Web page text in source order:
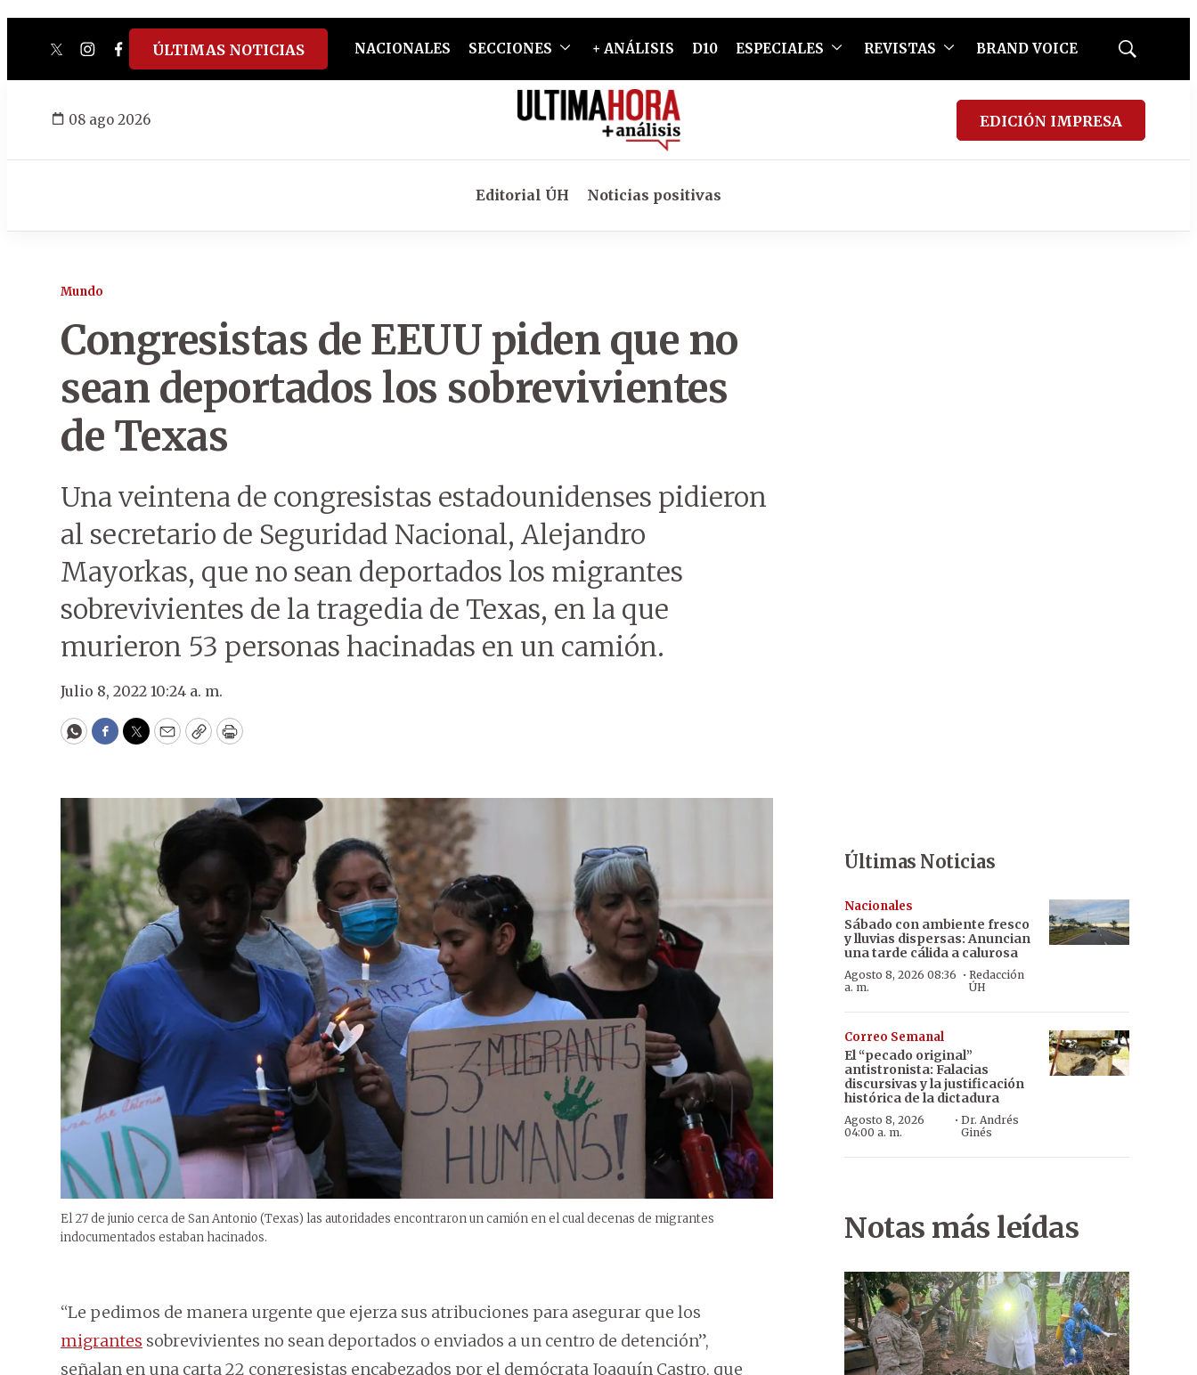
twitterinstagram
facebook
tiktokyoutube
spotify
ÚLTIMAS NOTICIAS NACIONALES SECCIONES + ANÁLISIS D10 ESPECIALES REVISTAS BRAND VOICE
Mostrar
08 ago 2026 EDICIÓN IMPRESA
Editorial ÚH Noticias positivas
Mundo
Congresistas de EEUU piden que no
sean deportados los sobrevivientes
de Texas
Una veintena de congresistas estadounidenses pidieron
al secretario de Seguridad Nacional, Alejandro
Mayorkas, que no sean deportados los migrantes
sobrevivientes de la tragedia de Texas, en la que
murieron 53 personas hacinadas en un camión.
Julio 8, 2022 10:24 a. m.
WhatsApp
Facebook
Twitter
EmailCopyPrint
El 27 de junio cerca de San Antonio (Texas) las autoridades encontraron un camión en el cual decenas de migrantes
indocumentados estaban hacinados.
“Le pedimos de manera urgente que ejerza sus atribuciones para asegurar que los
migrantes sobrevivientes no sean deportados o enviados a un centro de detención”,
señalan en una carta 22 congresistas encabezados por el demócrata Joaquín Castro, que
Últimas Noticias
Nacionales
Sábado con ambiente fresco
y lluvias dispersas: Anuncian
una tarde cálida a calurosa
Agosto 8, 2026 08:36
a. m.
·Redacción
ÚH
Correo Semanal
El “pecado original”
antistronista: Falacias
discursivas y la justificación
histórica de la dictadura
Agosto 8, 2026
04:00 a. m.
·Dr. Andrés
Ginés
Notas más leídas